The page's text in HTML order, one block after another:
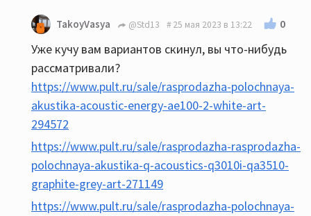
TakoyVasya @Std13 25 мая 2023 в 13:22 0
Уже кучу вам вариантов скинул, вы что-нибудь
рассматривали?
https://www.pult.ru/sale/rasprodazha-polochnaya-
akustika-acoustic-energy-ae100-2-white-art-
294572
https://www.pult.ru/sale/rasprodazha-rasprodazha-
polochnaya-akustika-q-acoustics-q3010i-qa3510-
graphite-grey-art-271149
https://www.pult.ru/sale/rasprodazha-polochnaya-